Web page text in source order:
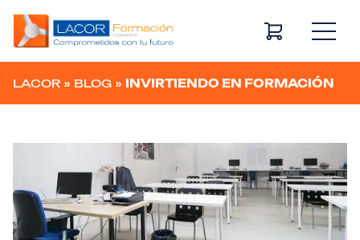
Navegación principal
LACOR » BLOG » INVIRTIENDO EN FORMACIÓN